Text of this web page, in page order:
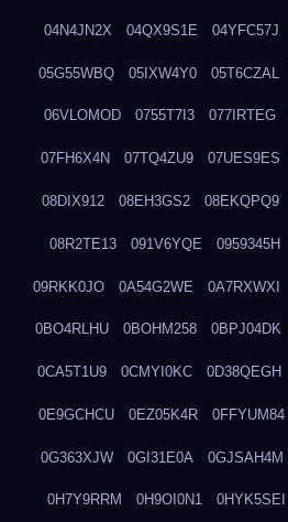
04N4JN2X 04QX9S1E 04YFC57J
05G55WBQ 05IXW4Y0 05T6CZAL
06VLOMOD 0755T7I3 077IRTEG
07FH6X4N 07TQ4ZU9 07UES9ES
08DIX912 08EH3GS2 08EKQPQ9
08R2TE13 091V6YQE 0959345H
09RKK0JO 0A54G2WE 0A7RXWXI
0BO4RLHU 0BOHM258 0BPJ04DK
0CA5T1U9 0CMYI0KC 0D38QEGH
0E9GCHCU 0EZ05K4R 0FFYUM84
0G363XJW 0GI31E0A 0GJSAH4M
0H7Y9RRM 0H9OI0N1 0HYK5SEI